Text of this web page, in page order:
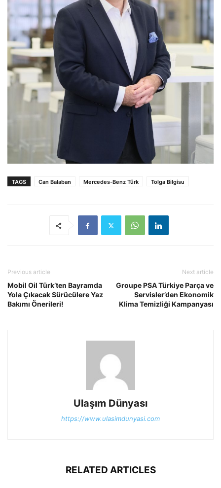
TAGS Can Balaban Mercedes-Benz Türk Tolga Bilgisu
Previous article
Mobil Oil Türk’ten Bayramda
Yola Çıkacak Sürücülere Yaz
Bakımı Önerileri!
Next article
Groupe PSA Türkiye Parça ve
Servisler’den Ekonomik
Klima Temizliği Kampanyası
Ulaşım Dünyası
https://www.ulasimdunyasi.com
RELATED ARTICLES